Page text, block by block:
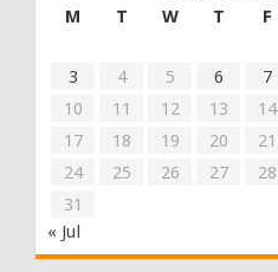
M
T W T F
3
4 5 6 7
10
11 12 13 14
17
18 19 20 21
24
25 26 27 28
31
« Jul